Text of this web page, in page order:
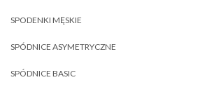
SPODENKI MĘSKIE
SPÓDNICE ASYMETRYCZNE
SPÓDNICE BASIC